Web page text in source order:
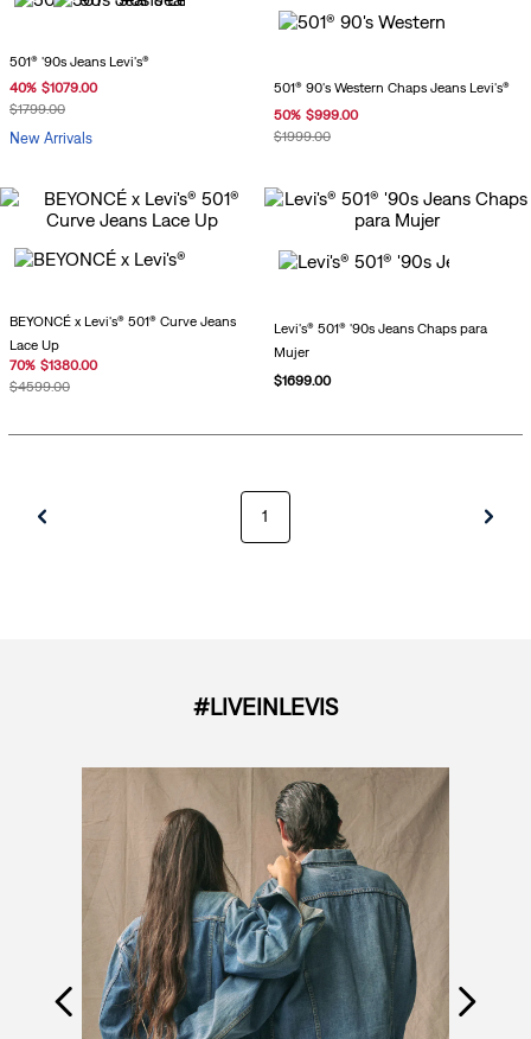
501® '90s Jeans Levi's®
40% $1079.00
$1799.00
New Arrivals
501® 90's Western Chaps Jeans Levi's®
50% $999.00
$1999.00
BEYONCÉ x Levi's® 501® Curve Jeans
Lace Up
70% $1380.00
$4599.00
Levi's® 501® '90s Jeans Chaps para
Mujer
$1699.00
1
#LIVEINLEVIS